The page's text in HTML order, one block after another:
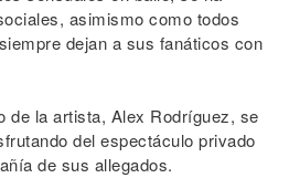
asimismo como todos
dejan a sus fanáticos con
de la artista, Alex Rodríguez, se
del espectáculo privado
de sus allegados.